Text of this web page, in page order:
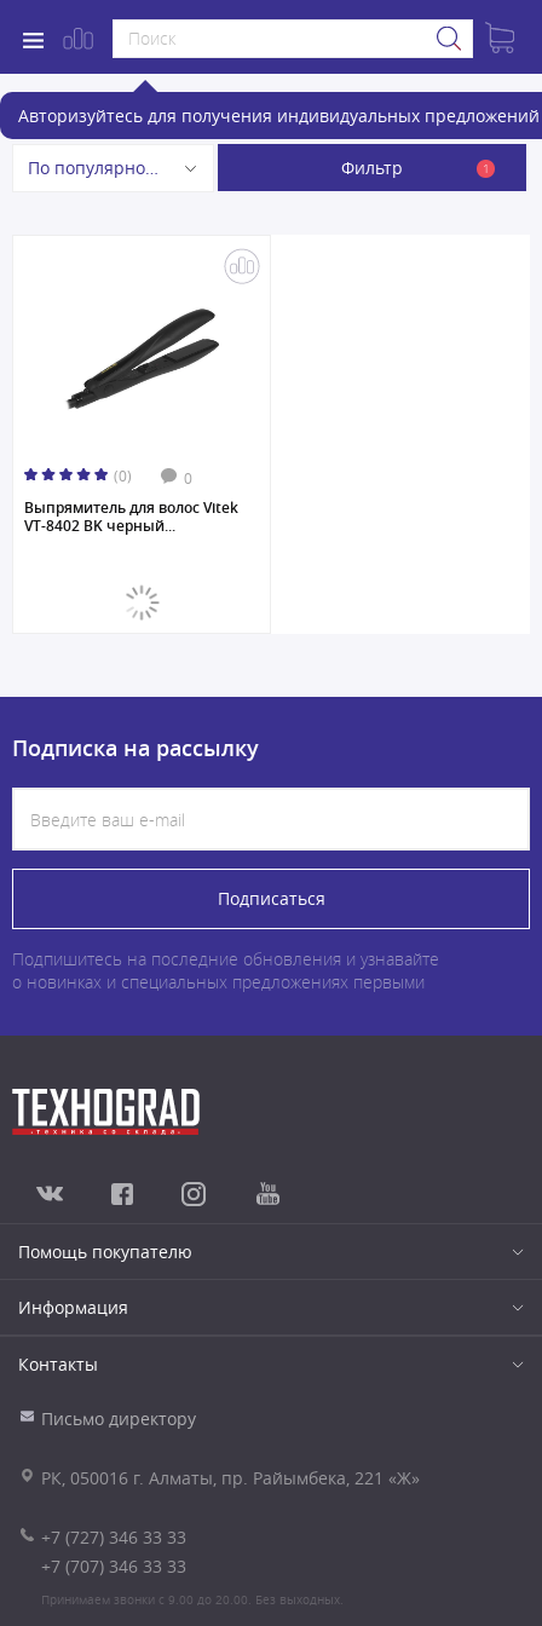
Авторизуйтесь для получения индивидуальных предложений
Выпрямители для волос
По популярности Фильтр 1
(0) 0
Выпрямитель для волос Vitek
VT-8402 BK черный...
Подписка на рассылку
Подписаться
Подпишитесь на последние обновления и узнавайте
о новинках и специальных предложениях первыми
Помощь покупателю
Информация
Контакты
Письмо директору
РК, 050016 г. Алматы, пр. Райымбека, 221 «Ж»
+7 (727) 346 33 33
+7 (707) 346 33 33
Принимаем звонки с 9.00 до 20.00. Без выходных.